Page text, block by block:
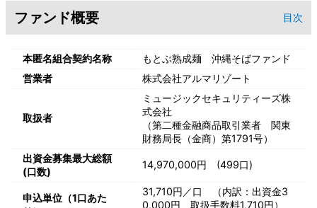
ファンド概要 目次
本匿名組合契約名称
もとぶ熟成麺 沖縄そばファンド
営業者
株式会社アルマリゾート
取扱者
ミュージックセキュリティーズ株
式会社
（第二種金融商品取引業者 関東
財務局長（金商）第1791号）
出資金募集最大総額
(口数)
14,970,000円 (499口)
申込単位（1口あた
31,710円／口 （内訳：出資金3
0,000円 取扱手数料1,710円）